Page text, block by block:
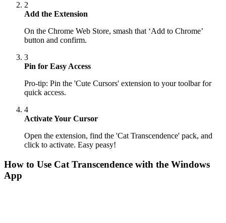
2
Add the Extension
On the Chrome Web Store, smash that ‘Add to Chrome’
button and confirm.
3
Pin for Easy Access
Pro-tip: Pin the 'Cute Cursors' extension to your toolbar for
quick access.
4
Activate Your Cursor
Open the extension, find the 'Cat Transcendence' pack, and
click to activate. Easy peasy!
How to Use Cat Transcendence with the Windows
App